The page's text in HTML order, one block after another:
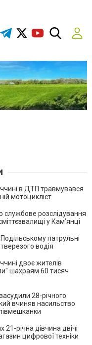
в ДТП травмувався
мотоцикліст
службове розслідування
у Кам’янці
патрульні
водія
двоє жителів
шахраям 60 тисяч
28-річного
вчиняв насильство
21-річна дівчина двічі
цифрової техніки